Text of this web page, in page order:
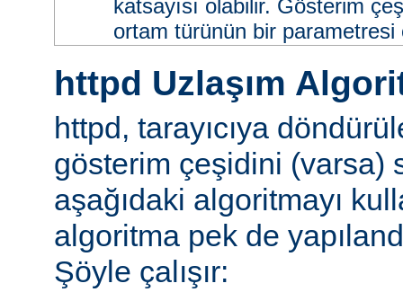
katsayısı olabilir. Gösterim
ortam türünün bir parametresi
httpd Uzlaşım
httpd, tarayıcıya
gösterim çeşidini (varsa)
aşağıdaki algoritmayı
algoritma pek de
Şöyle çalışır: